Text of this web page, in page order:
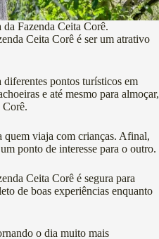
da Fazenda Ceita Corê.
Ceita Corê é ser um atrativo
diferentes pontos turísticos em
e até mesmo para almoçar,
Corê.
quem viaja com crianças. Afinal,
ponto de interesse para o outro.
Ceita Corê é segura para
de boas experiências enquanto
o dia muito mais